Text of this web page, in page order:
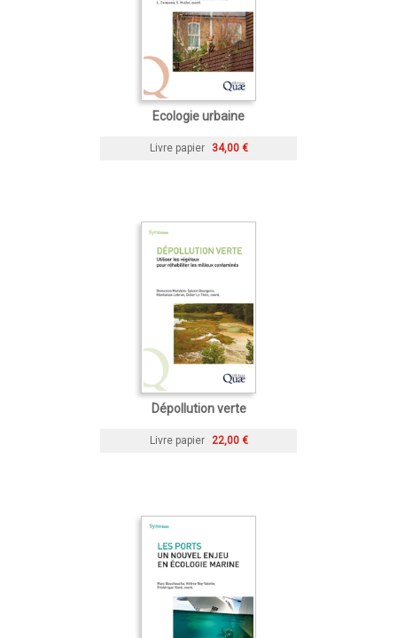
Ecologie urbaine
Livre papier 34,00 €
Dépollution verte
Livre papier 22,00 €